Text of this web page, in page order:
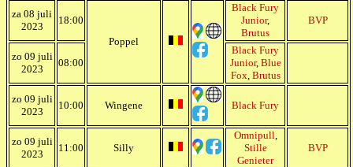
za 08 juli
2023
18:00
Poppel
Black Fury
Junior,
Brutus
BVP
zo 09 juli
2023
08:00
Black Fury
Junior, Blue
Fox Brutus
zo 09 juli
2023
10:00 Wingene Black Fury
zo 09 juli
2023
11:00 Silly
Omnipull
Stille
Genieter
BVP